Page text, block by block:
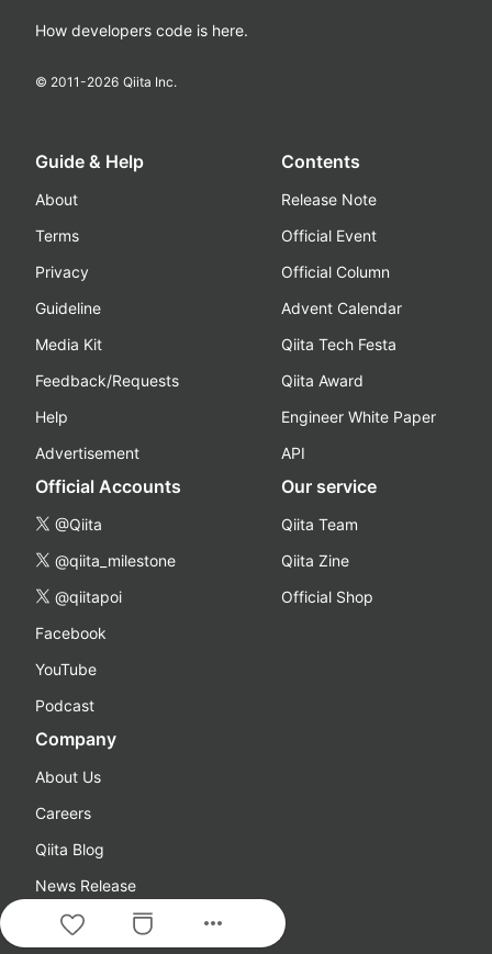
more_horiz
How developers code is here.
© 2011-2026 Qiita Inc.
Guide & Help
About
Terms
Privacy
Guideline
Media Kit
Feedback/Requests
Help
Advertisement
Contents
Release Note
Official Event
Official Column
Advent Calendar
Qiita Tech Festa
Qiita Award
Engineer White Paper
API
Official Accounts
@Qiita
@qiita_milestone
@qiitapoi
Facebook
YouTube
Podcast
Our service
Qiita Team
Qiita Zine
Official Shop
Company
About Us
Careers
Qiita Blog
News Release